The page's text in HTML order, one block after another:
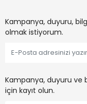
Kampanya, duyuru,
olmak istiyorum.
Kampanya, duyuru ve
için kayıt olun.